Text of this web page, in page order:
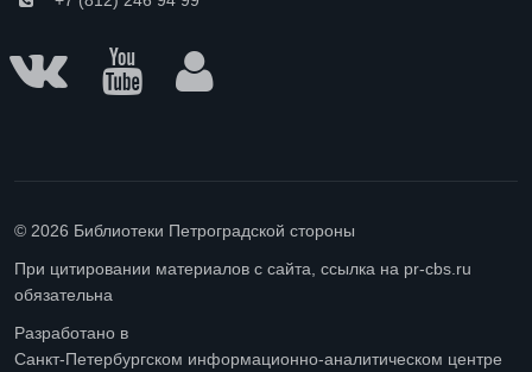
© 2026 Библиотеки Петроградской стороны
При цитировании материалов с сайта, ссылка на pr-cbs.ru
обязательна
Разработано в
Санкт-Петербургском информационно-аналитическом центре